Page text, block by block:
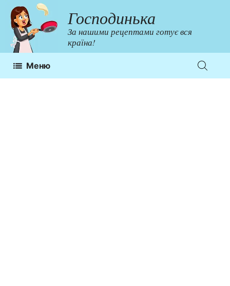
Перейти
до
контенту
Господинька
За нашими рецептами готує вся
країна!
Меню